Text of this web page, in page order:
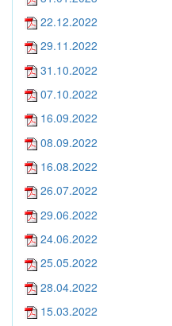
22.12.2022
29.11.2022
31.10.2022
07.10.2022
16.09.2022
08.09.2022
16.08.2022
26.07.2022
29.06.2022
24.06.2022
25.05.2022
28.04.2022
15.03.2022